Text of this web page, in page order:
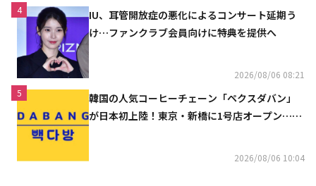
4
IU、耳管開放症の悪化によるコンサート延期う
け…ファンクラブ会員向けに特典を提供へ
2026/08/06 08:21
5
韓国の人気コーヒーチェーン「ペクスダバン」
が日本初上陸！東京・新橋に1号店オープン…海
2026/08/06 10:04